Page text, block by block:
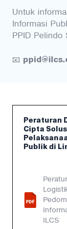
Untuk
Informasi
PPID Pelindo
📧
Peraturan
Cipta
Publik di
ILCS